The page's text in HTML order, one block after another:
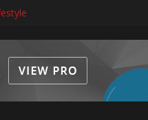
อเชีย
นสูง
าอยู่หัว 28 กรกฎาคม 2569